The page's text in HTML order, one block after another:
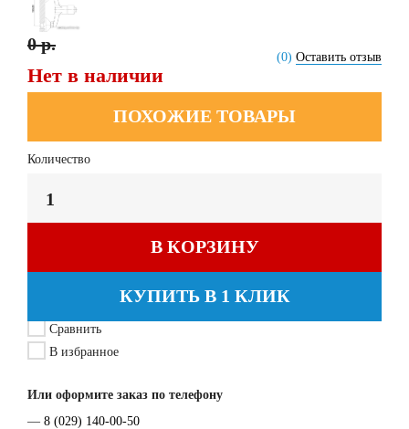
(0) Оставить отзыв
0 р.
Нет в наличии
ПОХОЖИЕ ТОВАРЫ
Количество
В КОРЗИНУ
КУПИТЬ В 1 КЛИК
Сравнить
В избранное
Или оформите заказ по телефону
— 8 (029) 140-00-50